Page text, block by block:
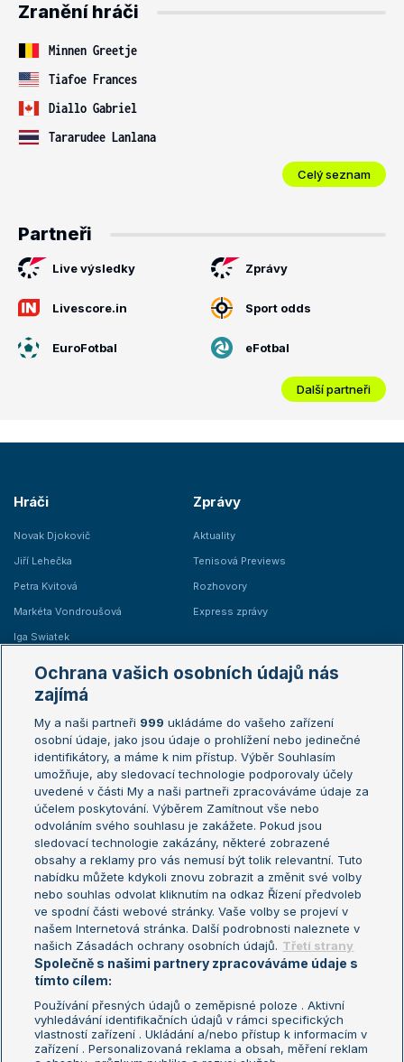
Zranění hráči
Minnen Greetje
Tiafoe Frances
Diallo Gabriel
Tararudee Lanlana
Celý seznam
Partneři
Live výsledky Zprávy
Livescore.in Sport odds
EuroFotbal eFotbal
Další partneři
Hráči
Novak Djokovič
Jiří Lehečka
Petra Kvitová
Markéta Vondroušová
Iga Swiatek
Zprávy
Aktuality
Tenisová Previews
Rozhovory
Express zprávy
Žebříčky
Žebříček ATP (muži)
Žebříček WTA (ženy)
Sázkařský žebříček
Australian Open
French Open
Wimbledon
US Open
Turnaj mistrů
Turnaj mistryň
Aktualní trendy
Fotbalové přestupy
Livesport Daily
LS Prague Open
Podmínky užití
Nastavení soukromí
GDPR a žurnalistika
Reklama
Ochrana vašich osobních údajů nás
zajímá
My a naši partneři 999 ukládáme do vašeho zařízení
osobní údaje, jako jsou údaje o prohlížení nebo jedinečné
identifikátory, a máme k nim přístup. Výběr Souhlasím
umožňuje, aby sledovací technologie podporovaly účely
uvedené v části My a naši partneři zpracováváme údaje za
účelem poskytování. Výběrem Zamítnout vše nebo
odvoláním svého souhlasu je zakážete. Pokud jsou
sledovací technologie zakázány, některé zobrazené
obsahy a reklamy pro vás nemusí být tolik relevantní. Tuto
nabídku můžete kdykoli znovu zobrazit a změnit své volby
nebo souhlas odvolat kliknutím na odkaz Řízení předvoleb
ve spodní části webové stránky. Vaše volby se projeví v
našem Internetová stránka. Další podrobnosti naleznete v
našich Zásadách ochrany osobních údajů. Třetí strany
Společně s našimi partnery zpracováváme údaje s
tímto cílem:
Používání přesných údajů o zeměpisné poloze . Aktivní
vyhledávání identifikačních údajů v rámci specifických
vlastností zařízení . Ukládání a/nebo přístup k informacím v
zařízení . Personalizovaná reklama a obsah, měření reklam